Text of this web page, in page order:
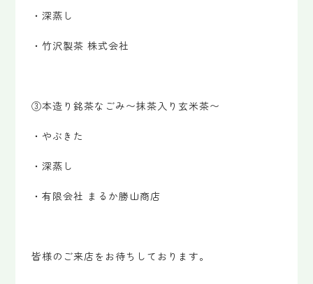
・深蒸し
・竹沢製茶 株式会社
③本造り銘茶なごみ〜抹茶入り玄米茶〜
・やぶきた
・深蒸し
・有限会社 まるか勝山商店
皆様のご来店をお待ちしております。